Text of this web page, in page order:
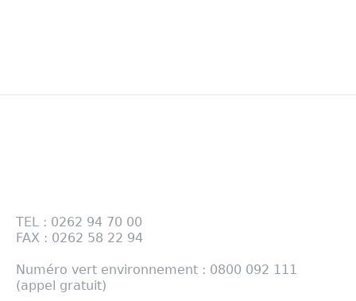
TEL : 0262 94 70 00
FAX : 0262 58 22 94
Numéro vert environnement : 0800 092 111
(appel gratuit)